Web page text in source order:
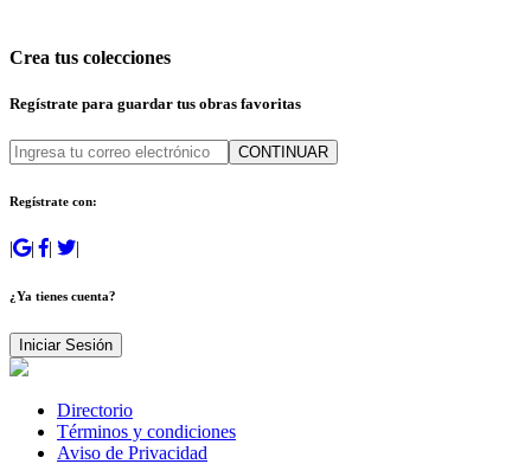
Crea tus colecciones
Regístrate para guardar tus obras favoritas
CONTINUAR
Regístrate con:
| | | |
¿Ya tienes cuenta?
Iniciar Sesión
Directorio
Términos y condiciones
Aviso de Privacidad